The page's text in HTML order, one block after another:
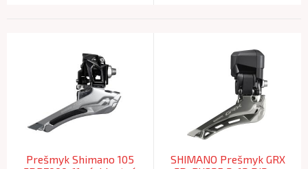
Prešmyk Shimano 105
SHIMANO Prešmyk GRX